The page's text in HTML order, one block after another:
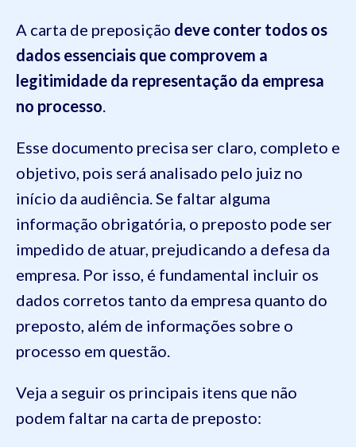
A carta de preposição deve conter todos os
dados essenciais que comprovem a
legitimidade da representação da empresa
no processo
Esse documento precisa ser claro, completo e
objetivo, pois será analisado pelo juiz no
início da audiência. Se faltar alguma
informação obrigatória, o preposto pode ser
impedido de atuar, prejudicando a defesa da
empresa. Por isso, é fundamental incluir os
dados corretos tanto da empresa quanto do
preposto, além de informações sobre o
processo em questão.
Veja a seguir os principais itens que não
podem faltar na carta de preposto: